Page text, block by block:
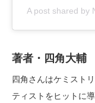
A post shared by
著者・四角大輔
四角さんはケミスト
ティストをヒットに